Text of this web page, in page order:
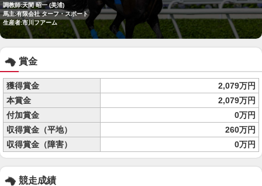
調教師:天間 昭一 (美浦)
馬主:有限会社 ターフ・スポート
生産者:市川フアーム
賞金
獲得賞金
2,079万円
本賞金
2,079万円
付加賞金
0万円
収得賞金（平地）
260万円
収得賞金（障害）
0万円
競走成績